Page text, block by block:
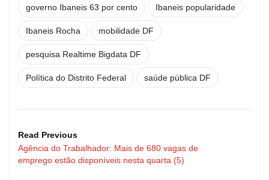
governo Ibaneis 63 por cento Ibaneis popularidade
Ibaneis Rocha mobilidade DF
pesquisa Realtime Bigdata DF
Política do Distrito Federal saúde pública DF
Read Previous
Agência do Trabalhador: Mais de 680 vagas de
emprego estão disponíveis nesta quarta (5)